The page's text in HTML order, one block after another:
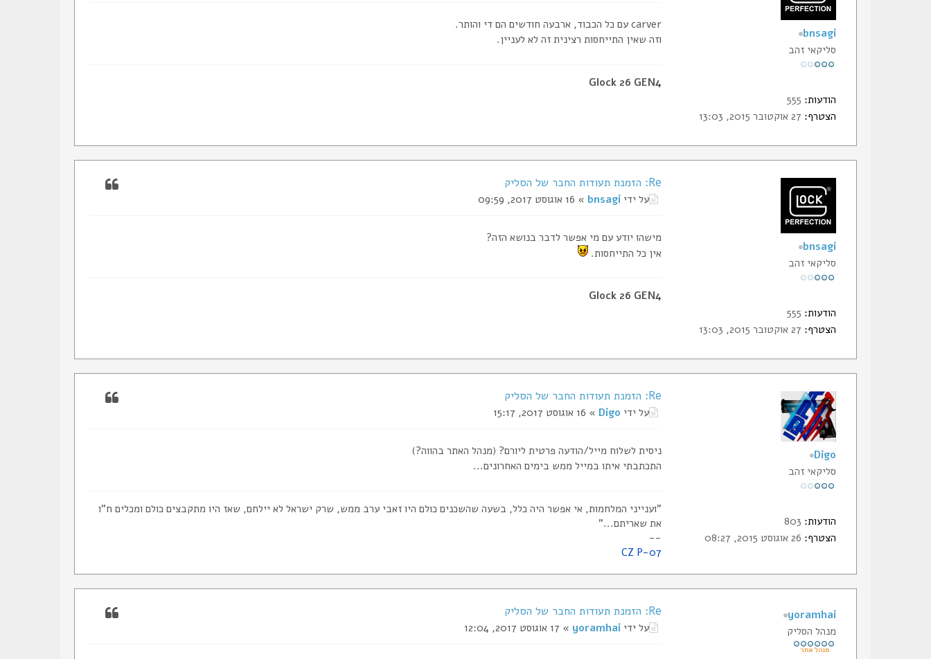
carver עם כל הכבוד, ארבעה חודשים הם די והותר.
וזה שאין התייחסות רצינית זה לא לעניין.
Glock 26 GEN4
bnsagi
סליקאי זהב
הודעות:
הצטרף:
Re: הזמנת תעודות החבר של הסליק
על ידיbnsagi » 16 אוגוסט 2017, 09:59
מישהו יודע עם מי אפשר לדבר בנושא הזה?
אין כל התייחסות.
Glock 26 GEN4
bnsagi
סליקאי זהב
הודעות:
הצטרף:
Re: הזמנת תעודות החבר של הסליק
על ידי Digo » 16 אוגוסט 2017, 15:17
ניסית לשלוח מייל/הודעה פרטית ליורם? (מנהל האתר בהווה?)
התכתבתי איתו במייל ממש בימים האחרונים...
"וענייני המלחמות, אי אפשר היה כלל, בשעה שהשכנים כולם היו זאבי ערב ממש, שרק ישראל לא יילחם, שאז היו מתקבצים כולם ומכלים ח"ו
את שאריתם..."
--
CZ P-07
Digo
סליקאי זהב
הודעות:
הצטרף:
Re: הזמנת תעודות החבר של הסליק
על ידיyoramhai » 17 אוגוסט 2017, 12:04
yoramhai
מנהל הסליק